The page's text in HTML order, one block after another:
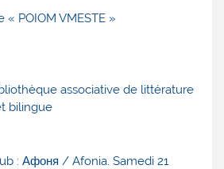
« POIOM VMESTE »
associative de littérature
bilingue
: Афоня / Afonia. Samedi 21